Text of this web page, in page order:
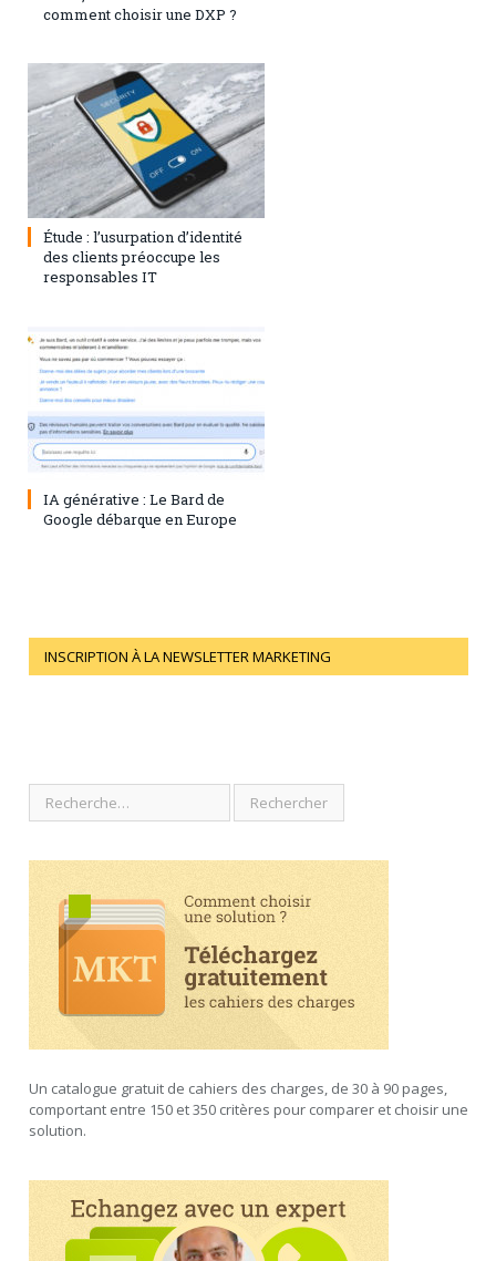
comment choisir une DXP ?
1 août 2023 0
Étude : l’usurpation d’identité
des clients préoccupe les
responsables IT
28 juillet 2023 0
IA générative : Le Bard de
Google débarque en Europe
INSCRIPTION À LA NEWSLETTER MARKETING
Un catalogue gratuit de cahiers des charges, de 30 à 90 pages,
comportant entre 150 et 350 critères pour comparer et choisir une
solution.